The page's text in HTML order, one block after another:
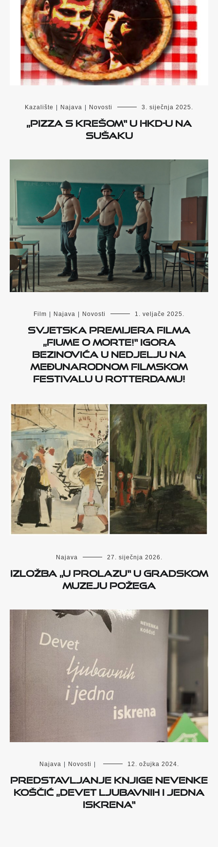
Kazalište Najava Novosti 3. siječnja 2025.
„Pizza s Krešom“ u HKD-u na
Sušaku
Film Najava Novosti 1. veljače 2025.
Svjetska premijera filma
„Fiume o morte!“ Igora
Bezinovića u nedjelju na
Međunarodnom filmskom
festivalu u Rotterdamu!
Najava 27. siječnja 2026.
Izložba „U prolazu“ u Gradskom
muzeju Požega
Najava Novosti 12. ožujka 2024.
Predstavljanje knjige Nevenke
Koščić „Devet ljubavnih i jedna
iskrena“